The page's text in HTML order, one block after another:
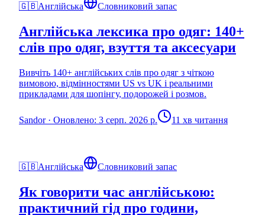
🇬🇧Англійська Словниковий запас
Англійська лексика про одяг: 140+
слів про одяг, взуття та аксесуари
Вивчіть 140+ англійських слів про одяг з чіткою
вимовою, відмінностями US vs UK і реальними
прикладами для шопінгу, подорожей і розмов.
Sandor· Оновлено: 3 серп. 2026 р. 11 хв читання
🇬🇧Англійська Словниковий запас
Як говорити час англійською:
практичний гід про години,